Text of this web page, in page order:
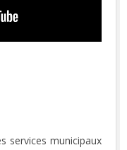
services municipaux